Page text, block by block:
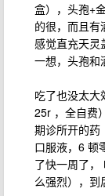
盒），头孢+
的很，而且有
感觉直充天灵
一想，头孢和
吃了也没太大
25r ，全自费
期诊所开的药
口服液，6 顿
了快一周了，
么强烈），到